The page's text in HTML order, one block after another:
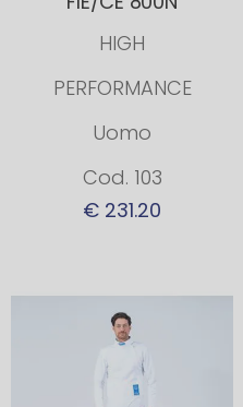
HIGH
PERFORMANCE
Uomo
Cod. 103
€ 231.20